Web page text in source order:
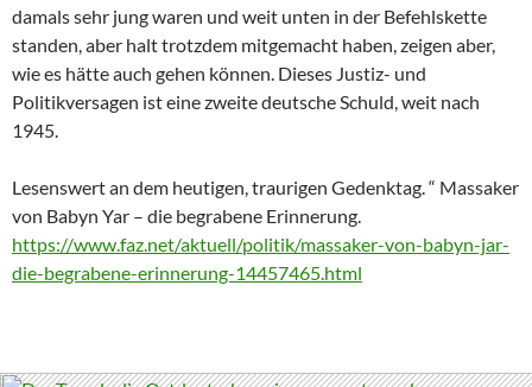
damals sehr jung waren und weit unten in der Befehlskette
standen, aber halt trotzdem mitgemacht haben, zeigen aber,
wie es hätte auch gehen können. Dieses Justiz- und
Politikversagen ist eine zweite deutsche Schuld, weit nach
1945.
Lesenswert an dem heutigen, traurigen Gedenktag. “ Massaker
von Babyn Yar – die begrabene Erinnerung.
https://www.faz.net/aktuell/politik/massaker-von-babyn-jar-
die-begrabene-erinnerung-14457465.html